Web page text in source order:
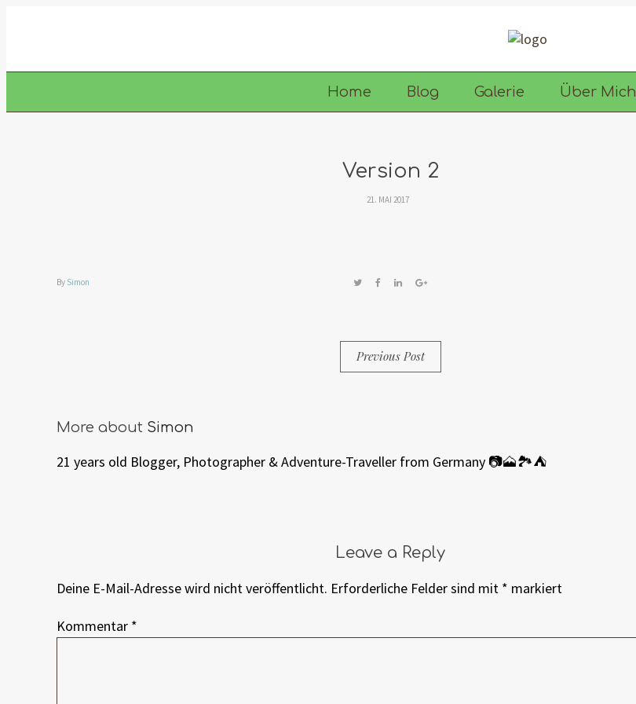
Home Blog Galerie Über Mich
Version 2
21. MAI 2017
By Simon
Previous Post
More about Simon
21 years old Blogger, Photographer & Adventure-Traveller from Germany 📷🗻🏞⛺️
Leave a Reply
Deine E-Mail-Adresse wird nicht veröffentlicht. Erforderliche Felder sind mit * markiert
Kommentar *